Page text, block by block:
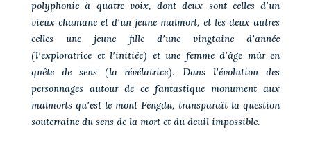
polyphonie à quatre voix, dont deux sont celles d'un
vieux chamane et d'un jeune malmort, et les deux autres
celles une jeune fille d'une vingtaine d'année
(l'exploratrice et l'initiée) et une femme d'âge mûr en
quête de sens (la révélatrice). Dans l'évolution des
personnages autour de ce fantastique monument aux
malmorts qu'est le mont Fengdu, transparaît la question
souterraine du sens de la mort et du deuil impossible.